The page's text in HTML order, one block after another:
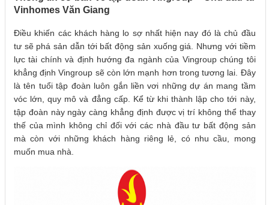
Vinhomes Văn Giang
Điều khiến các khách hàng lo sợ nhất hiện nay đó là chủ đầu
tư sẽ phá sản dẫn tới bất động sản xuống giá. Nhưng với tiềm
lực tài chính và định hướng đa ngành của Vingroup chúng tôi
khẳng định Vingroup sẽ còn lớn mạnh hơn trong tương lai. Đây
là tên tuổi tập đoàn luôn gắn liền vơi những dự án mang tầm
vóc lớn, quy mô và đẳng cấp. Kể từ khi thành lập cho tới này,
tập đoàn này ngày càng khẳng định được vị trí không thể thay
thế của mình không chỉ đối với các nhà đầu tư bất động sản
mà còn với những khách hàng riêng lẻ, có nhu cầu, mong
muốn mua nhà.